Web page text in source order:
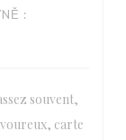
:
souvent,
carte